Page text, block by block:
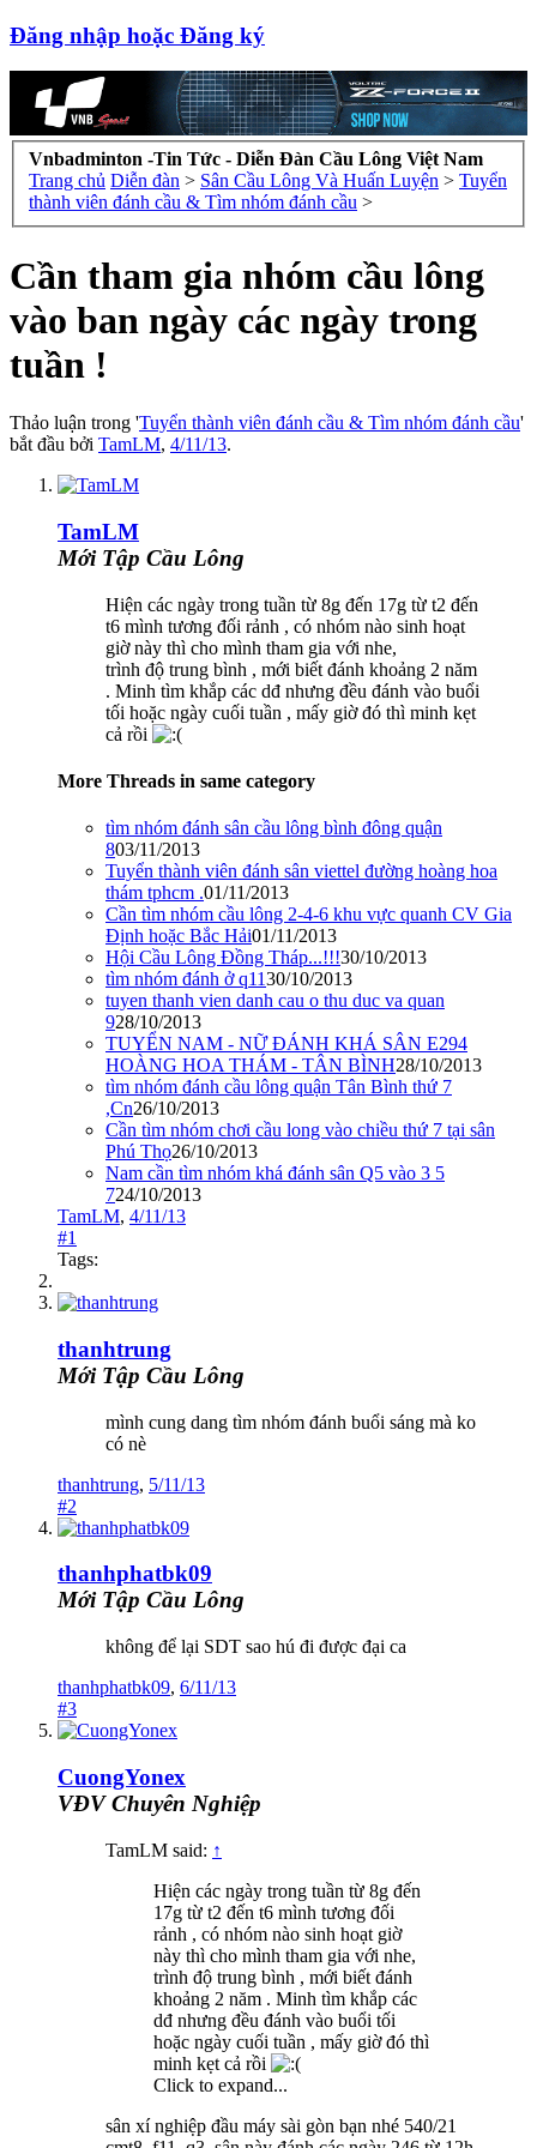
Đăng nhập hoặc Đăng ký
Vnbadminton -Tin Tức - Diễn Đàn Cầu Lông Việt Nam
Trang chủ Diễn đàn > Sân Cầu Lông Và Huấn Luyện > Tuyển
thành viên đánh cầu & Tìm nhóm đánh cầu >
Cần tham gia nhóm cầu lông
vào ban ngày các ngày trong
tuần !
Thảo luận trong 'Tuyển thành viên đánh cầu & Tìm nhóm đánh cầu'
bắt đầu bởi TamLM, 4/11/13.
TamLM
Mới Tập Cầu Lông
Hiện các ngày trong tuần từ 8g đến 17g từ t2 đến
t6 mình tương đối rảnh , có nhóm nào sinh hoạt
giờ này thì cho mình tham gia với nhe,
trình độ trung bình , mới biết đánh khoảng 2 năm
. Minh tìm khắp các dđ nhưng đều đánh vào buổi
tối hoặc ngày cuối tuần , mấy giờ đó thì minh kẹt
cả rồi
More Threads in same category
tìm nhóm đánh sân cầu lông bình đông quận
803/11/2013
Tuyển thành viên đánh sân viettel đường hoàng hoa
thám tphcm .01/11/2013
Cần tìm nhóm cầu lông 2-4-6 khu vực quanh CV Gia
Định hoặc Bắc Hải01/11/2013
Hội Cầu Lông Đồng Tháp...!!!30/10/2013
tìm nhóm đánh ở q1130/10/2013
tuyen thanh vien danh cau o thu duc va quan
928/10/2013
TUYỂN NAM - NỮ ĐÁNH KHÁ SÂN E294
HOÀNG HOA THÁM - TÂN BÌNH28/10/2013
tìm nhóm đánh cầu lông quận Tân Bình thứ 7
,Cn26/10/2013
Cần tìm nhóm chơi cầu long vào chiều thứ 7 tại sân
Phú Thọ26/10/2013
Nam cần tìm nhóm khá đánh sân Q5 vào 3 5
724/10/2013
TamLM, 4/11/13
#1
Tags:
thanhtrung
Mới Tập Cầu Lông
mình cung dang tìm nhóm đánh buổi sáng mà ko
có nè
thanhtrung, 5/11/13
#2
thanhphatbk09
Mới Tập Cầu Lông
không để lại SDT sao hú đi được đại ca
thanhphatbk09, 6/11/13
#3
CuongYonex
VĐV Chuyên Nghiệp
TamLM said: ↑
Hiện các ngày trong tuần từ 8g đến
17g từ t2 đến t6 mình tương đối
rảnh , có nhóm nào sinh hoạt giờ
này thì cho mình tham gia với nhe,
trình độ trung bình , mới biết đánh
khoảng 2 năm . Minh tìm khắp các
dđ nhưng đều đánh vào buổi tối
hoặc ngày cuối tuần , mấy giờ đó thì
minh kẹt cả rồi
Click to expand...
sân xí nghiệp đầu máy sài gòn bạn nhé 540/21